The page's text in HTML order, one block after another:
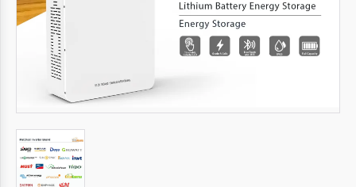
Înregistrează-
te
Configurator
Cerere
Oferta